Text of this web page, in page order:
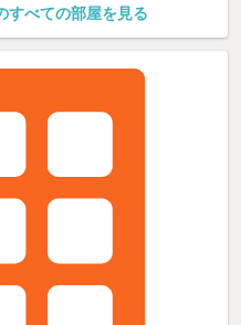
すべての部屋を見る